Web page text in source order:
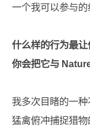
一个我可以参与的
什么样的行为最
你会把它与
我多次目睹的一
猛禽俯冲捕捉猎